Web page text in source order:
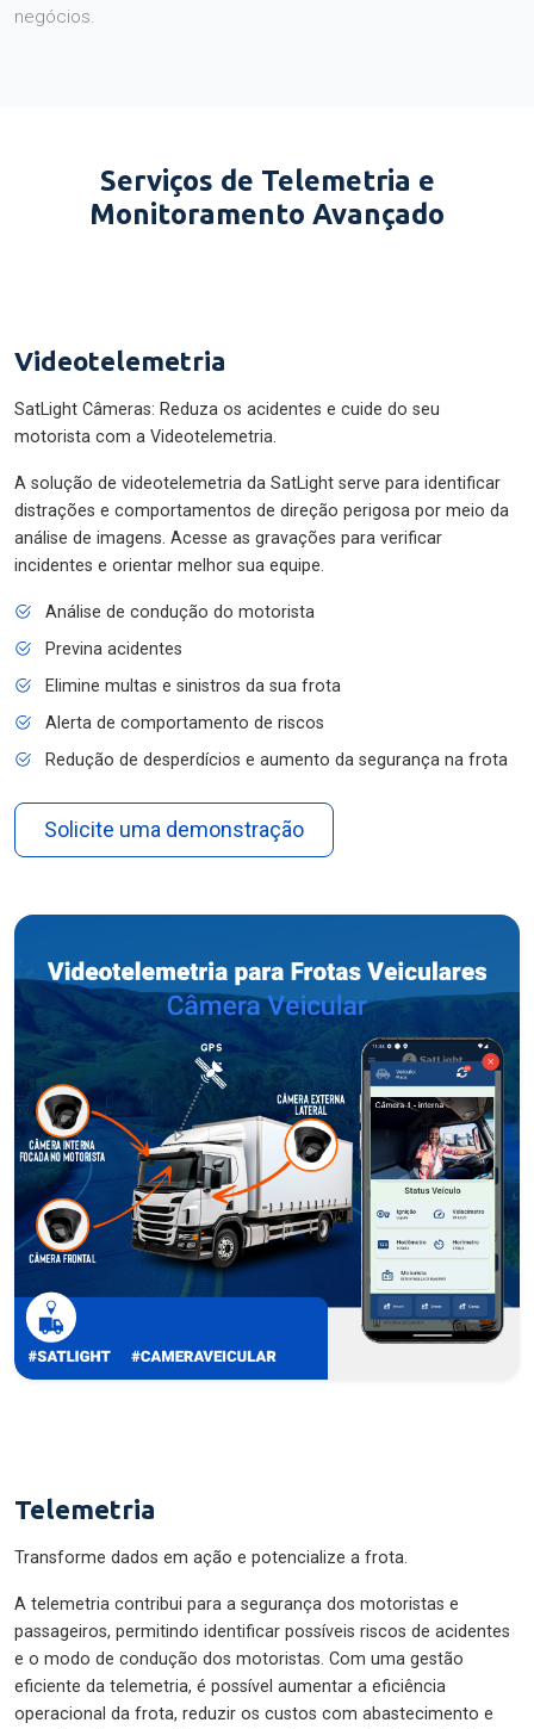
negócios.
Serviços de Telemetria e
Monitoramento Avançado
Videotelemetria
SatLight Câmeras: Reduza os acidentes e cuide do seu
motorista com a Videotelemetria.
A solução de videotelemetria da SatLight serve para identificar
distrações e comportamentos de direção perigosa por meio da
análise de imagens. Acesse as gravações para verificar
incidentes e orientar melhor sua equipe.
Análise de condução do motorista
Previna acidentes
Elimine multas e sinistros da sua frota
Alerta de comportamento de riscos
Redução de desperdícios e aumento da segurança na frota
Solicite uma demonstração
Telemetria
Transforme dados em ação e potencialize a frota.
A telemetria contribui para a segurança dos motoristas e
passageiros, permitindo identificar possíveis riscos de acidentes
e o modo de condução dos motoristas. Com uma gestão
eficiente da telemetria, é possível aumentar a eficiência
operacional da frota, reduzir os custos com abastecimento e